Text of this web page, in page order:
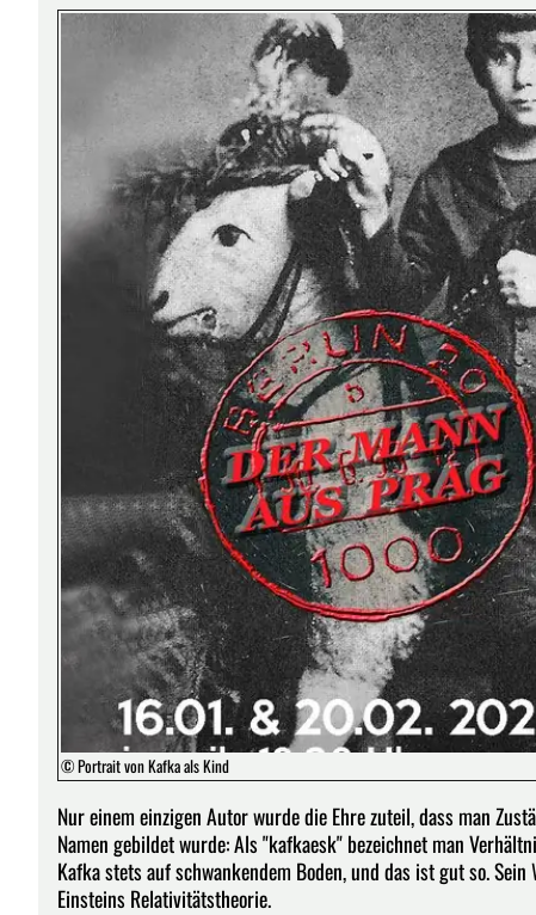
© Portrait von Kafka als Kind
Nur einem einzigen Autor wurde die Ehre zuteil, dass man
Namen gebildet wurde: Als "kafkaesk" bezeichnet man
Kafka stets auf schwankendem Boden, und das ist gut so.
Einsteins Relativitätstheorie.